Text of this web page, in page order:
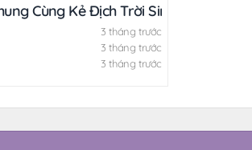
Cùng Kẻ Địch Trời Sinh
3 tháng trước
3 tháng trước
3 tháng trước